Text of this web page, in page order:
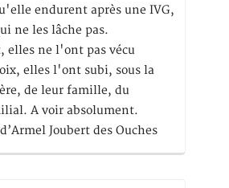
endurent après une IVG,
ne les lâche pas.
elles ne l'ont pas vécu
elles l'ont subi, sous la
de leur famille, du
A voir absolument.
Joubert des Ouches